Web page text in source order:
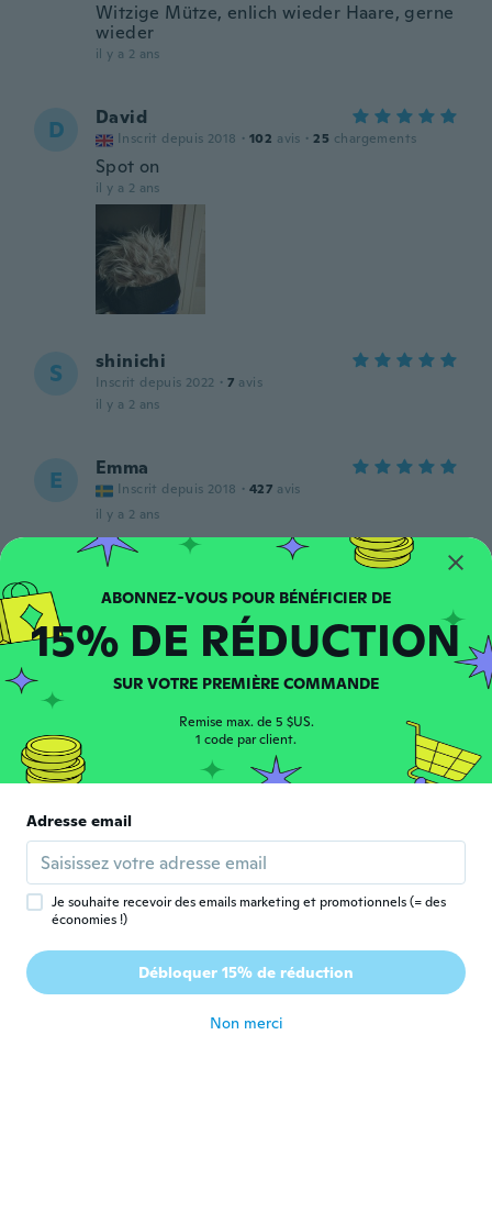
Witzige Mütze, enlich wieder Haare, gerne
wieder
il y a 2 ans
D David
Inscrit depuis 2018 · 102 avis · 25 chargements
Spot on
il y a 2 ans
S shinichi
Inscrit depuis 2022 · 7 avis
il y a 2 ans
E Emma
Inscrit depuis 2018 · 427 avis
il y a 2 ans
H Inscrit depuis 2022 · 206 avis
il y a 2 ans
M MrRohrreiniger
Inscrit depuis 2018
...very good...
il y a 2 ans
M Marie Laurence
Inscrit depuis 2015 · 463 avis
Super
15% DE RÉDUCTION
SUR VOTRE PREMIÈRE COMMANDE
Remise max. de 5 $US.
1 code par client.
Adresse email
Je souhaite recevoir des emails marketing et promotionnels (= des
économies !)
Débloquer 15% de réduction
Non merci